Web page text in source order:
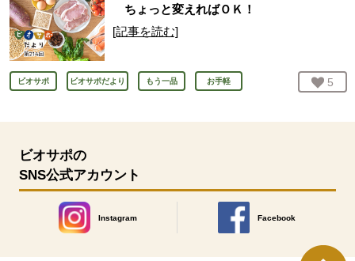
ちょっと変えればＯＫ！
[記事を読む]
ビオサポ ビオサポだより もう一品 お手軽 お気
5
ビオサポの
SNS公式アカウント
Instagram
別のウィンドウで開きます。
Facebook
別のウィンドウで開きます